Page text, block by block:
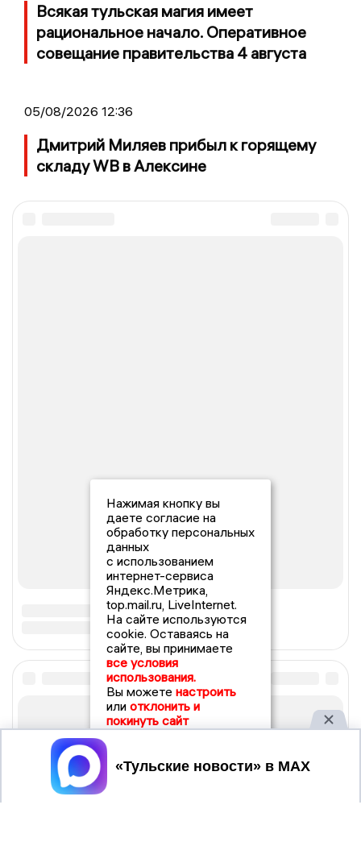
Всякая тульская магия имеет
рациональное начало. Оперативное
совещание правительства 4 августа
05/08/2026 12:36
Дмитрий Миляев прибыл к горящему
складу WB в Алексине
Нажимая кнопку вы
даете согласие на
обработку персональных
данных
с использованием
интернет-сервиса
Яндекс.Метрика,
top.mail.ru, LiveInternet.
На сайте используются
cookie. Оставаясь на
сайте, вы принимаете
все условия
использования.
Вы можете настроить
или отклонить и
покинуть сайт
Принять